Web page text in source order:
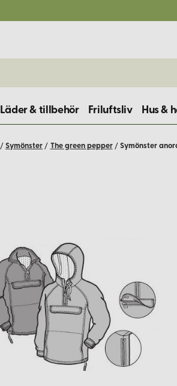
Läder & tillbehör Friluftsliv Hus &
/ Symönster / The green pepper / Symönster